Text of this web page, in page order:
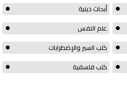
أبحاث دينية
علم النفس
كتب السير والإضطرابات
كتب فلسفية